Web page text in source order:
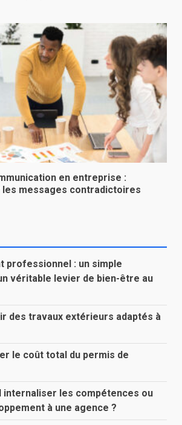
en entreprise :
messages contradictoires
professionnel : un simple
véritable levier de bien-être au
des travaux extérieurs adaptés à
le coût total du permis de
internaliser les compétences ou
à une agence ?